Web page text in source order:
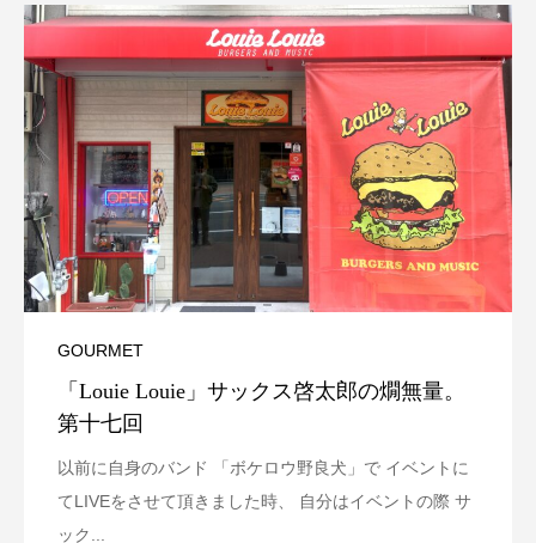
GOURMET
「Louie Louie」サックス啓太郎の燗無量。
第十七回
以前に自身のバンド 「ボケロウ野良犬」で イベントに
てLIVEをさせて頂きました時、 自分はイベントの際 サ
ック...